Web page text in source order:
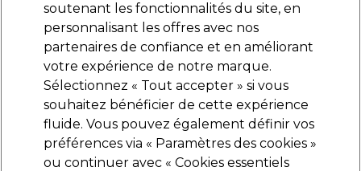
Marques Bons plans Coiffure Electro et Matériel
Livraison et délais
lire la suite
Alfaparf Milano
Alfaparf Milano Semi Di Lino Moisture
Nutritive Masque Nourrissant 200ml
soutenant les fonctionnalités du site, en
personnalisant les offres avec nos
partenaires de confiance et en améliorant
votre expérience de notre marque.
Sélectionnez « Tout accepter » si vous
souhaitez bénéficier de cette expérience
fluide. Vous pouvez également définir vos
préférences via « Paramètres des cookies »
ou continuer avec « Cookies essentiels